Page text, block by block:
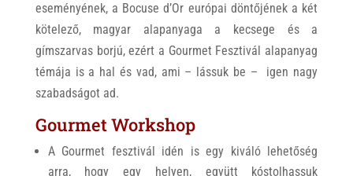
eseményének, a Bocuse d’Or európai döntőjének a két
kötelező, magyar alapanyaga a kecsege és a
gímszarvas borjú, ezért a Gourmet Fesztivál alapanyag
témája is a hal és vad, ami – lássuk be – igen nagy
szabadságot ad.
Gourmet Workshop
A Gourmet fesztivál idén is egy kiváló lehetőség
arra, hogy egy helyen, együtt kóstolhassuk